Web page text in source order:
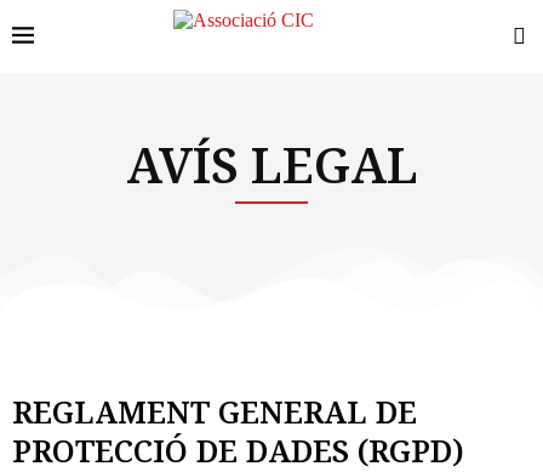
AVÍS LEGAL
REGLAMENT GENERAL DE
PROTECCIÓ DE DADES (RGPD)